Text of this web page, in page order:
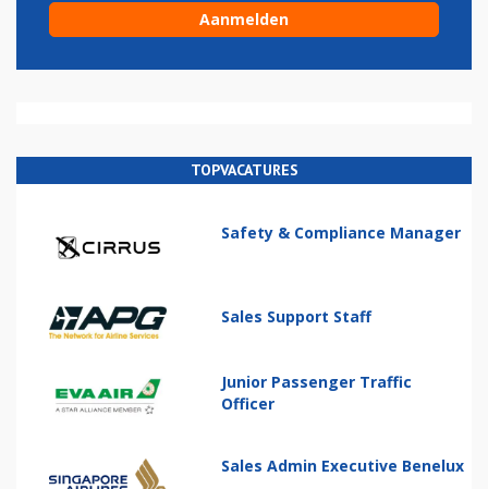
TOPVACATURES
Safety & Compliance Manager
Sales Support Staff
Junior Passenger Traffic
Officer
Sales Admin Executive Benelux